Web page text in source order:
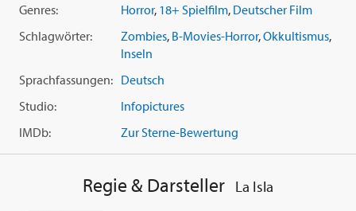
Genres:
Horror, 18+ Spielfilm, Deutscher Film
Schlagwörter:
Zombies, B-Movies-Horror,Okkultismus,
Inseln
Sprachfassungen: Deutsch
Studio:
Infopictures
IMDb:
Zur Sterne-Bewertung
Regie & Darsteller La Isla